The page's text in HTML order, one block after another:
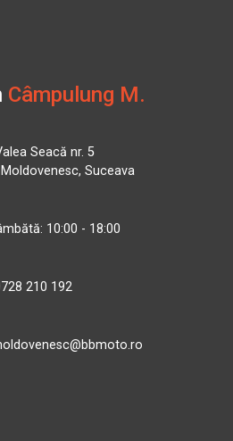
Câmpulung M.
Seacă nr. 5
Suceava
10:00 - 18:00
210 192